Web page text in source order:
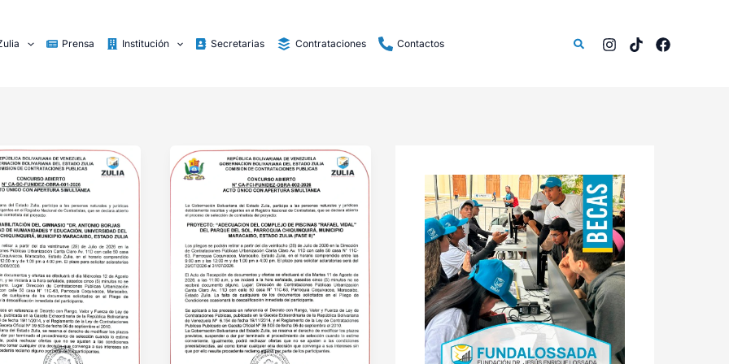
Prensa Institución Secretarias Contrataciones Contactos Buscar